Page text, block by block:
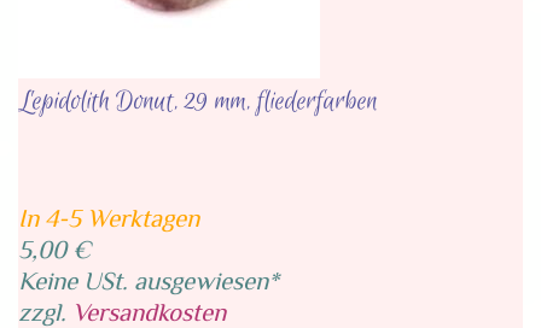
Lepidolith Donut, 29 mm, fliederfarben
In 4-5 Werktagen
5,00 €
Keine USt. ausgewiesen*
zzgl. Versandkosten